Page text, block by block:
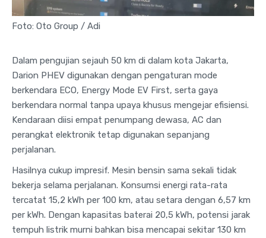
Foto: Oto Group / Adi
Dalam pengujian sejauh 50 km di dalam kota Jakarta,
Darion PHEV digunakan dengan pengaturan mode
berkendara ECO, Energy Mode EV First, serta gaya
berkendara normal tanpa upaya khusus mengejar efisiensi.
Kendaraan diisi empat penumpang dewasa, AC dan
perangkat elektronik tetap digunakan sepanjang
perjalanan.
Hasilnya cukup impresif. Mesin bensin sama sekali tidak
bekerja selama perjalanan. Konsumsi energi rata-rata
tercatat 15,2 kWh per 100 km, atau setara dengan 6,57 km
per kWh. Dengan kapasitas baterai 20,5 kWh, potensi jarak
tempuh listrik murni bahkan bisa mencapai sekitar 130 km